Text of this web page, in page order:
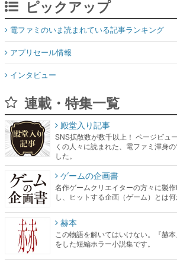
ピックアップ
電ファミのいま読まれている記事ランキング
アプリセール情報
インタビュー
連載・特集一覧
殿堂入り記事
SNS拡散数が数千以上！ ページビュ
くの人々に読まれた、電ファミ渾身
した。
ゲームの企画書
名作ゲームクリエイターの方々に製
し、ヒットする企画（ゲーム）とは何
赫本
この物語を解いてはいけない。『赫
をした短編ホラー小説集です。